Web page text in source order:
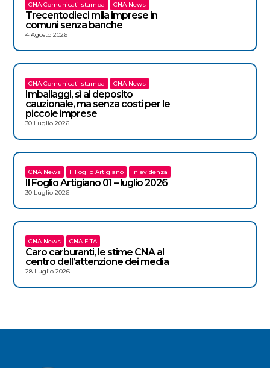
CNA Comunicati stampa CNA News
Trecentodieci mila imprese in
comuni senza banche
4 Agosto 2026
CNA Comunicati stampa CNA News
Imballaggi, sì al deposito
cauzionale, ma senza costi per le
piccole imprese
30 Luglio 2026
CNA News Il Foglio Artigiano in evidenza
Il Foglio Artigiano 01 – luglio 2026
30 Luglio 2026
CNA News CNA FITA
Caro carburanti, le stime CNA al
centro dell’attenzione dei media
28 Luglio 2026